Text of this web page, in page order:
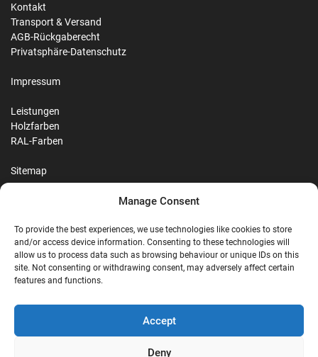
Manage Consent
To provide the best experiences, we use technologies like cookies to store
and/or access device information. Consenting to these technologies will
allow us to process data such as browsing behaviour or unique IDs on this
site. Not consenting or withdrawing consent, may adversely affect certain
features and functions.
Accept
Deny
Kontakt
Transport & Versand
AGB-Rückgaberecht
Privatsphäre-Datenschutz
Impressum
Leistungen
Holzfarben
RAL-Farben
Sitemap
G Google Reviews